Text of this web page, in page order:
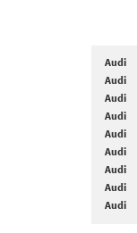
Audi
Audi
Audi
Audi
Audi
Audi
Audi
Audi
Audi